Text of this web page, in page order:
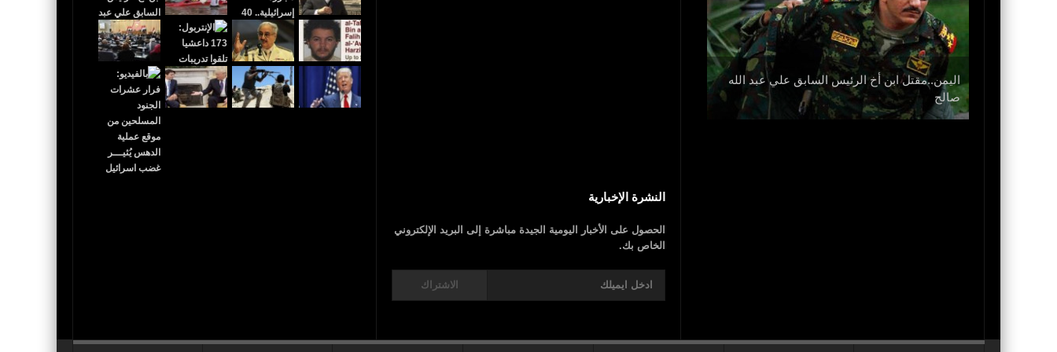
اليمن..مقتل ابن أخ الرئيس السابق علي عبد الله
صالح
عاجل..ترامب يعلن القدس عاصمة لإٍسرائيل
النشرة الإخبارية
الحصول على الأخبار اليومية الجيدة مباشرة إلى البريد الإلكتروني
الخاص بك.
الاشتراك